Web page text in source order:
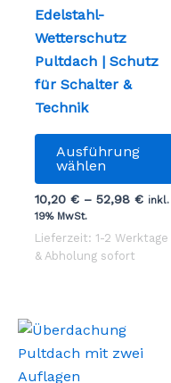
Edelstahl-
Wetterschutz
Pultdach | Schutz
für Schalter &
Technik
Ausführung
wählen
10,20€ –52,98€ inkl.
19% MwSt.
Lieferzeit: 1-2 Werktage
& Abholung sofort